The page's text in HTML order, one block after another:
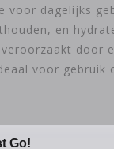
voor dagelijks
en
door
voor gebruik